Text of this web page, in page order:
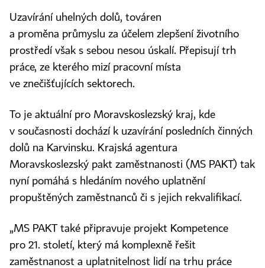
Uzavírání uhelných dolů, továren
a proměna průmyslu za účelem zlepšení životního
prostředí však s sebou nesou úskalí. Přepisují trh
práce, ze kterého mizí pracovní místa
ve znečišťujících sektorech.
To je aktuální pro Moravskoslezský kraj, kde
v současnosti dochází k uzavírání posledních činných
dolů na Karvinsku. Krajská agentura
Moravskoslezský pakt zaměstnanosti (MS PAKT) tak
nyní pomáhá s hledáním nového uplatnění
propuštěných zaměstnanců či s jejich rekvalifikací.
„MS PAKT také připravuje projekt Kompetence
pro 21. století, který má komplexně řešit
zaměstnanost a uplatnitelnost lidí na trhu práce